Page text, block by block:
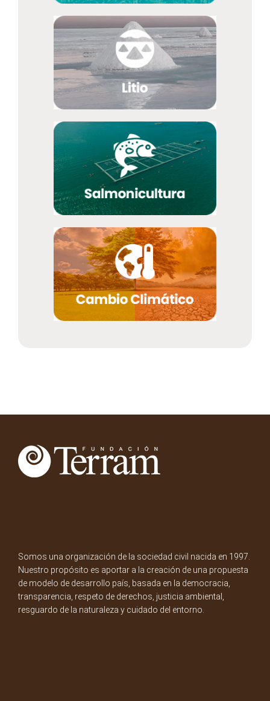
Somos una organización de la sociedad civil nacida en 1997.
Nuestro propósito es aportar a la creación de una propuesta
de modelo de desarrollo país, basada en la democracia,
transparencia, respeto de derechos, justicia ambiental,
resguardo de la naturaleza y cuidado del entorno.